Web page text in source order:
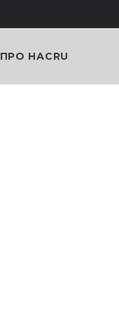
ПРО НАСRU